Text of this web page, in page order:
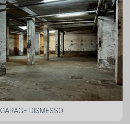
GARAGE DISMESSO